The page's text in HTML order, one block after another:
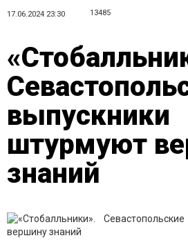
17.06.2024 23:30 13485
выпускники
штурмуют
знаний